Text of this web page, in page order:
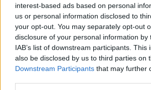
interest-based ads based on personal
us or personal information disclosed to
your opt-out. You may separately opt-out
disclosure of your personal information by
IAB’s list of downstream participants. This
also be disclosed by us to third parties on
Downstream Participants that may further